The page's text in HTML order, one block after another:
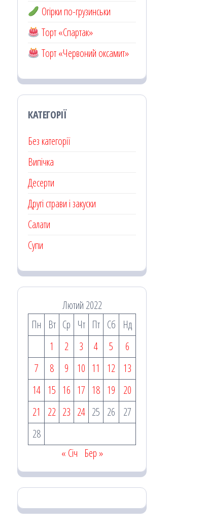
Огірки по-грузинськи
Торт «Спартак»
Торт «Червоний оксамит»
КАТЕГОРІЇ
Без категорії
Випічка
Десерти
Другі страви і закуски
Салати
Супи
Лютий 2022
Пн
Вт Ср Чт Пт Сб
Нд
1
2 3 4 5
6
7
8 9 10 11 12
13
14 15 16 17 18 19
20
21
22 23 24 25 26
27
28
« Січ Бер »